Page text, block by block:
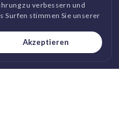
zu verbessern und
Surfen stimmen Sie unserer
Akzeptieren